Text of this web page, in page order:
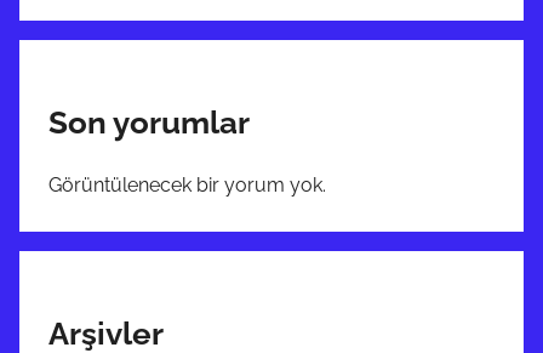
Son yorumlar
Görüntülenecek bir yorum yok.
Arşivler